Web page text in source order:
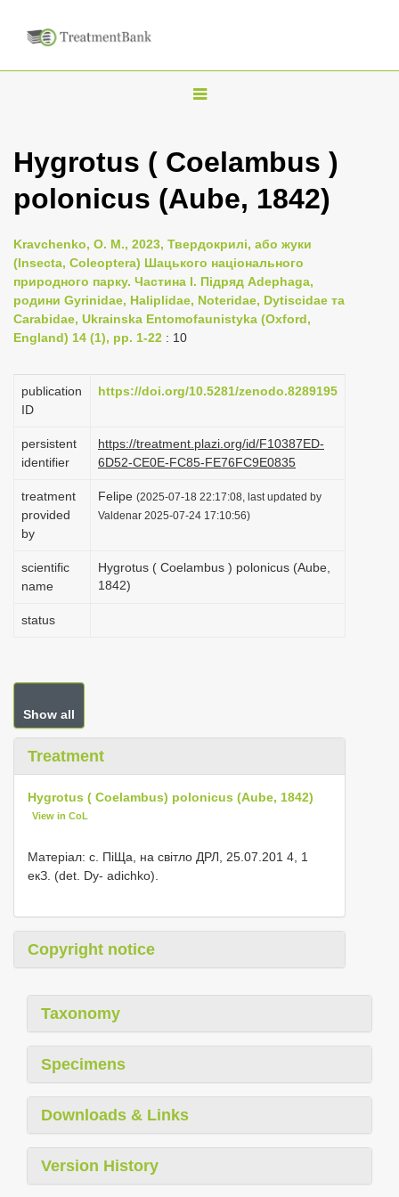
T
g
l
n
a
v
i
t
o
n
Hygrotus ( Coelambus )
polonicus (Aube, 1842)
Kravchenko, O. M., 2023, Твердокрилі, або жуки
(Insecta, Coleoptera) Шацького національного
природного парку. Частина I. Підряд Adephaga,
родини Gyrinidae, Haliplidae, Noteridae, Dytiscidae та
Carabidae, Ukrainska Entomofaunistyka (Oxford,
England) 14 (1), pp. 1-22 : 10
publication
ID
https://doi.org/10.5281/zenodo.8289195
persistent
identifier
https://treatment.plazi.org/id/F10387ED-
6D52-CE0E-FC85-FE76FC9E0835
treatment
provided
by
Felipe (2025-07-18 22:17:08, last updated by
Valdenar 2025-07-24 17:10:56)
scientific
name
Hygrotus ( Coelambus ) polonicus (Aube,
1842)
status
Show all
Treatment
Hygrotus ( Coelambus) polonicus (Aube, 1842)
View in CoL
Матеріал: с. ПіЩа, на світло ДРЛ, 25.07.201 4, 1
екЗ. (det. Dy- adichko).
Copyright notice
Taxonomy
Specimens
Downloads & Links
Version History